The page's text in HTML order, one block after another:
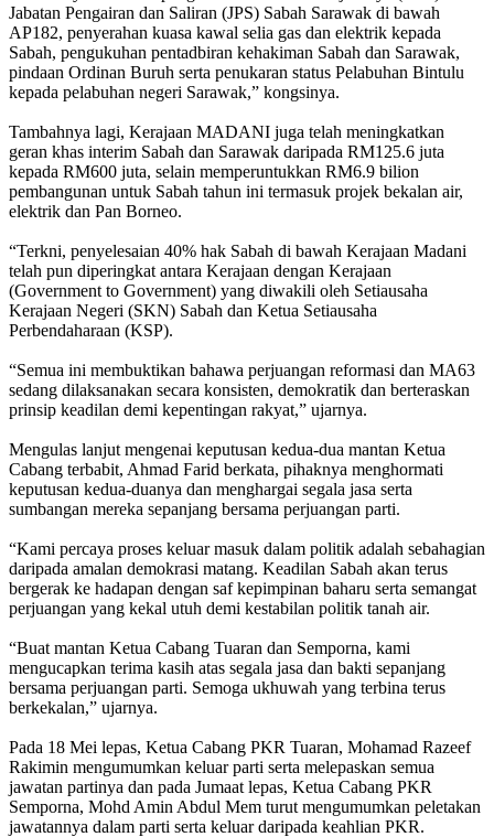
Jabatan Pengairan dan Saliran (JPS) Sabah Sarawak di bawah
AP182, penyerahan kuasa kawal selia gas dan elektrik kepada
Sabah, pengukuhan pentadbiran kehakiman Sabah dan Sarawak,
pindaan Ordinan Buruh serta penukaran status Pelabuhan Bintulu
kepada pelabuhan negeri Sarawak,” kongsinya.
Tambahnya lagi, Kerajaan MADANI juga telah meningkatkan
geran khas interim Sabah dan Sarawak daripada RM125.6 juta
kepada RM600 juta, selain memperuntukkan RM6.9 bilion
pembangunan untuk Sabah tahun ini termasuk projek bekalan air,
elektrik dan Pan Borneo.
“Terkni, penyelesaian 40% hak Sabah di bawah Kerajaan Madani
telah pun diperingkat antara Kerajaan dengan Kerajaan
(Government to Government) yang diwakili oleh Setiausaha
Kerajaan Negeri (SKN) Sabah dan Ketua Setiausaha
Perbendaharaan (KSP).
“Semua ini membuktikan bahawa perjuangan reformasi dan MA63
sedang dilaksanakan secara konsisten, demokratik dan berteraskan
prinsip keadilan demi kepentingan rakyat,” ujarnya.
Mengulas lanjut mengenai keputusan kedua-dua mantan Ketua
Cabang terbabit, Ahmad Farid berkata, pihaknya menghormati
keputusan kedua-duanya dan menghargai segala jasa serta
sumbangan mereka sepanjang bersama perjuangan parti.
“⁠Kami percaya proses keluar masuk dalam politik adalah sebahagian
daripada amalan demokrasi matang. Keadilan Sabah akan terus
bergerak ke hadapan dengan saf kepimpinan baharu serta semangat
perjuangan yang kekal utuh demi kestabilan politik tanah air.
“⁠Buat mantan Ketua Cabang Tuaran dan Semporna, kami
mengucapkan terima kasih atas segala jasa dan bakti sepanjang
bersama perjuangan parti. Semoga ukhuwah yang terbina terus
berkekalan,” ujarnya.
Pada 18 Mei lepas, Ketua Cabang PKR Tuaran, Mohamad Razeef
Rakimin mengumumkan keluar parti serta melepaskan semua
jawatan partinya dan pada Jumaat lepas, Ketua Cabang PKR
Semporna, Mohd Amin Abdul Mem turut mengumumkan peletakan
jawatannya dalam parti serta keluar daripada keahlian PKR.